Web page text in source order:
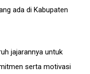
ada di Kabupaten
jajarannya untuk
serta motivasi